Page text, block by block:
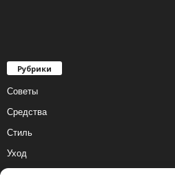
Рубрики
Советы
Средства
Стиль
Уход